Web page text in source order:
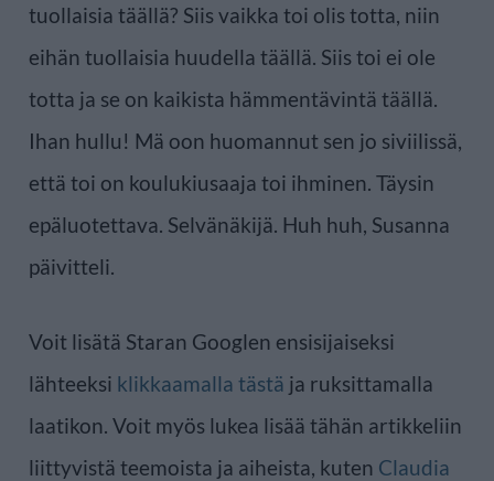
tuollaisia täällä? Siis vaikka toi olis totta, niin
eihän tuollaisia huudella täällä. Siis toi ei ole
totta ja se on kaikista hämmentävintä täällä.
Ihan hullu! Mä oon huomannut sen jo siviilissä,
että toi on koulukiusaaja toi ihminen. Täysin
epäluotettava. Selvänäkijä. Huh huh, Susanna
päivitteli.
Voit lisätä Staran Googlen ensisijaiseksi
lähteeksi klikkaamalla tästä ja ruksittamalla
laatikon. Voit myös lukea lisää tähän artikkeliin
liittyvistä teemoista ja aiheista, kuten Claudia